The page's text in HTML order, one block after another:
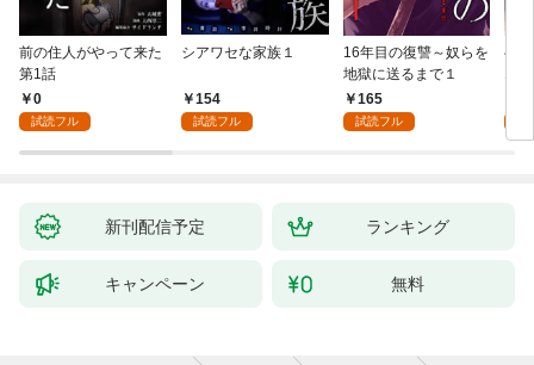
前の住人がやって来た
第1話
0
試読フル
シアワセな家族１
154
試読フル
16年目の復讐～奴らを
地獄に送るまで１
165
試読フル
ベ
新刊配信予定 ランキング
キャンペーン 無料